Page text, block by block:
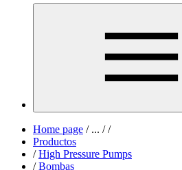
Home page /... / /
Productos
/ High Pressure Pumps
/ Bombas